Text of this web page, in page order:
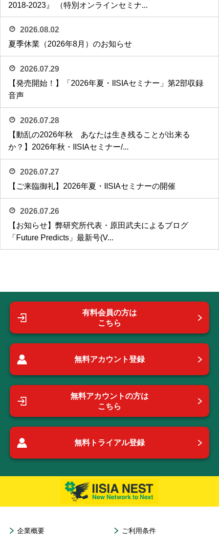
2018-2023』 （特別オンラインセミナ...
2026.08.02
夏季休業（2026年8月）のお知らせ
2026.07.29
【発売開始！】「2026年夏・IISIAセミナー」第2部収録
音声
2026.07.28
【動乱の2026年秋 あなたは生き残ることが出来る
か？】2026年秋・IISIAセミナー/...
2026.07.27
【ご来臨御礼】2026年夏・IISIAセミナーの開催
2026.07.26
【お知らせ】弊研究所代表・原田武夫によるブログ
「Future Predicts」最新号(V...
有料会員の方は
こちら
無料アカウント登録
無料アカウントの方は
こちら
無料トライアル登録
企業概要 ご利用条件